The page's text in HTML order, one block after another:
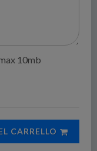
10mb
CARRELLO